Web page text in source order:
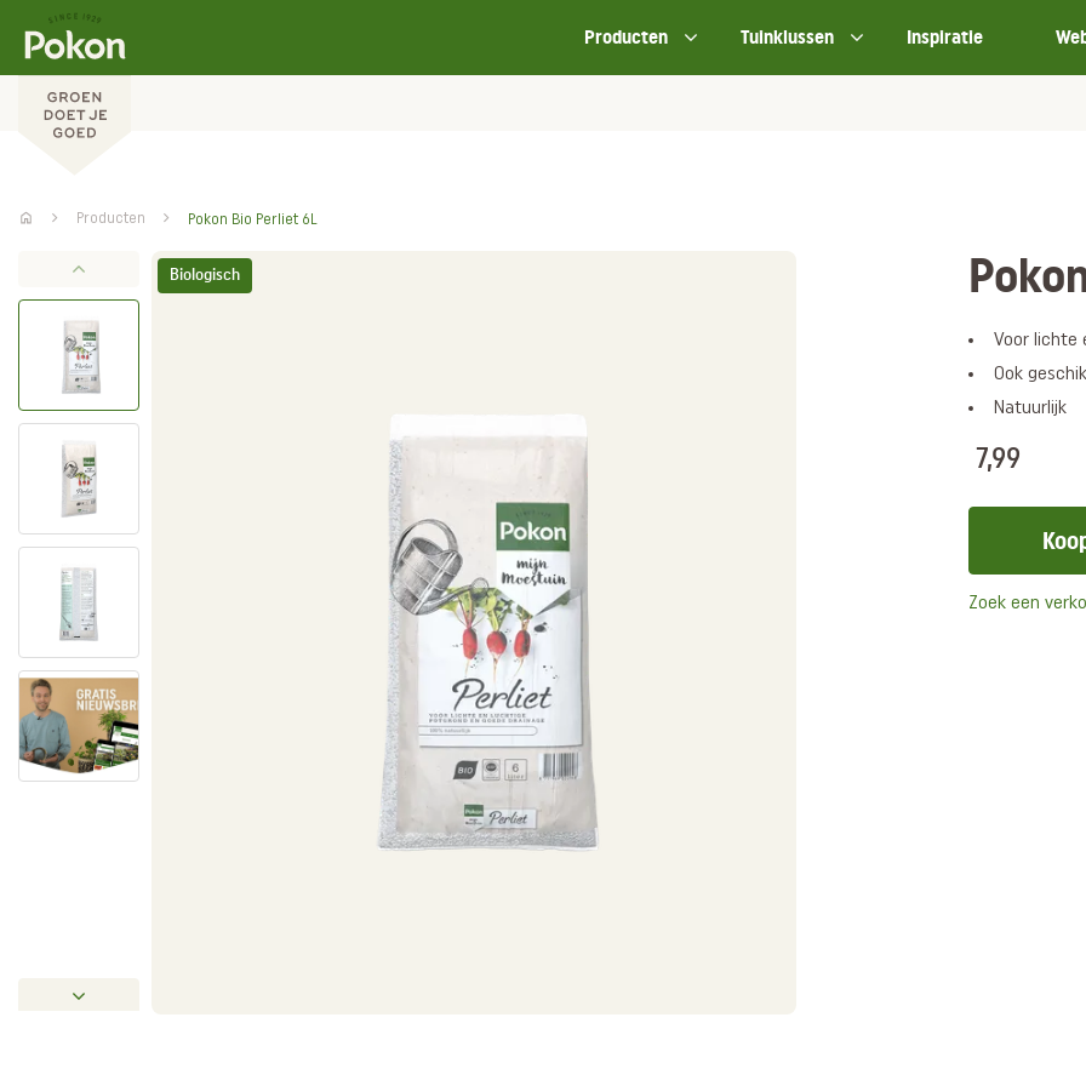
Producten Tuinklussen Inspiratie
Producten Pokon Bio Perliet 6L
Biologisch
Voor lichte
Ook
Natuurlijk
7,99
Zoek een